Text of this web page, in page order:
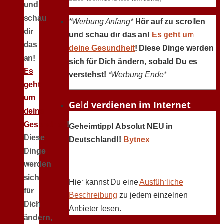
und
schau
dir
das
an!
Es
geht
um
deine
Gesundheit !
Diese
Dinge
werden
sich
für
Dich
ändern,
*Werbung Anfang* Hör auf zu scrollen
und schau dir das an! Es geht um
deine Gesundheit! Diese Dinge werden
sich für Dich ändern, sobald Du es
verstehst! *Werbung Ende*
Geld verdienen im Internet
Geheimtipp! Absolut NEU in
Deutschland!! Bytnex
Hier kannst Du eineAusführliche
Beschreibung zu jedem einzelnen
Anbieter lesen.